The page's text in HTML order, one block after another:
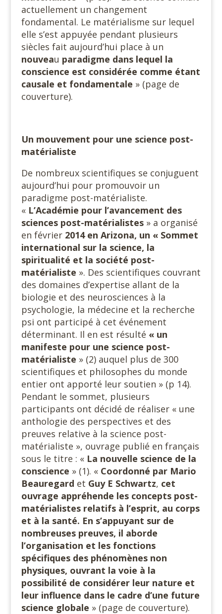
actuellement un changement
fondamental. Le matérialisme sur lequel
elle s’est appuyée pendant plusieurs
siècles fait aujourd’hui place à un
nouveau paradigme dans lequel la
conscience est considérée comme étant
causale et fondamentale » (page de
couverture).
Un mouvement pour une science post-
matérialiste
De nombreux scientifiques se conjuguent
aujourd’hui pour promouvoir un
paradigme post-matérialiste.
« L’Académie pour l’avancement des
sciences post-matérialistes» a organisé
en février 2014 en Arizona, un « Sommet
international sur la science, la
spiritualité et la société post-
matérialiste ». Des scientifiques couvrant
des domaines d’expertise allant de la
biologie et des neurosciences à la
psychologie, la médecine et la recherche
psi ont participé à cet événement
déterminant. Il en est résulté « un
manifeste pour une science post-
matérialiste » (2) auquel plus de 300
scientifiques et philosophes du monde
entier ont apporté leur soutien » (p 14).
Pendant le sommet, plusieurs
participants ont décidé de réaliser « une
anthologie des perspectives et des
preuves relative à la science post-
matérialiste », ouvrage publié en français
sous le titre : « La nouvelle science de la
conscience » (1). « Coordonné par Mario
Beauregard et Guy E Schwartz, cet
ouvrage appréhende les concepts post-
matérialistes relatifs à l’esprit, au corps
et à la santé. En s’appuyant sur de
nombreuses preuves, il aborde
l’organisation et les fonctions
spécifiques des phénomènes non
physiques, ouvrant la voie à la
possibilité de considérer leur nature et
leur influence dans le cadre d’une future
science globale » (page de couverture).